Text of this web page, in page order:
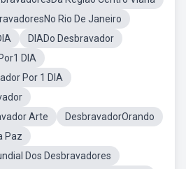
Rio De Janeiro
DIADo Desbravador
DIA
Por 1 DIA
Arte
DesbravadorOrando
Paz
Dos Desbravadores